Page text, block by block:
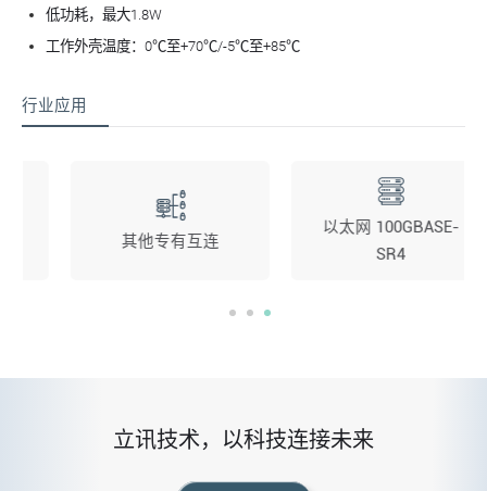
低功耗， 最大1.8W
工作外壳温度：0℃至+70℃/-5℃至+85℃
行业应用
其他专有互连
以太网 100GBASE-
立讯技术，以科技连接未来